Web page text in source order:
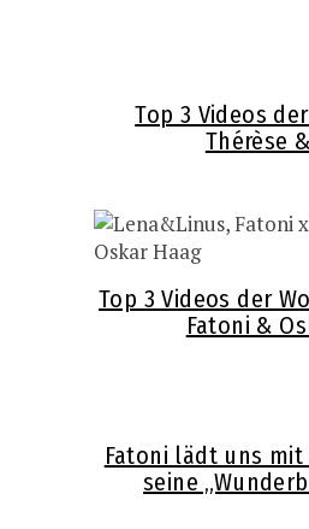
Top 3 Videos
Thérèse
Top 3 Videos der
Fatoni &
Fatoni lädt uns
seine